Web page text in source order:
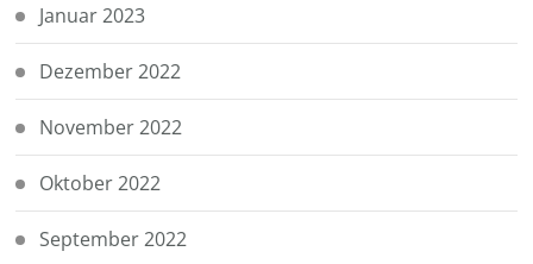
Januar 2023
Dezember 2022
November 2022
Oktober 2022
September 2022